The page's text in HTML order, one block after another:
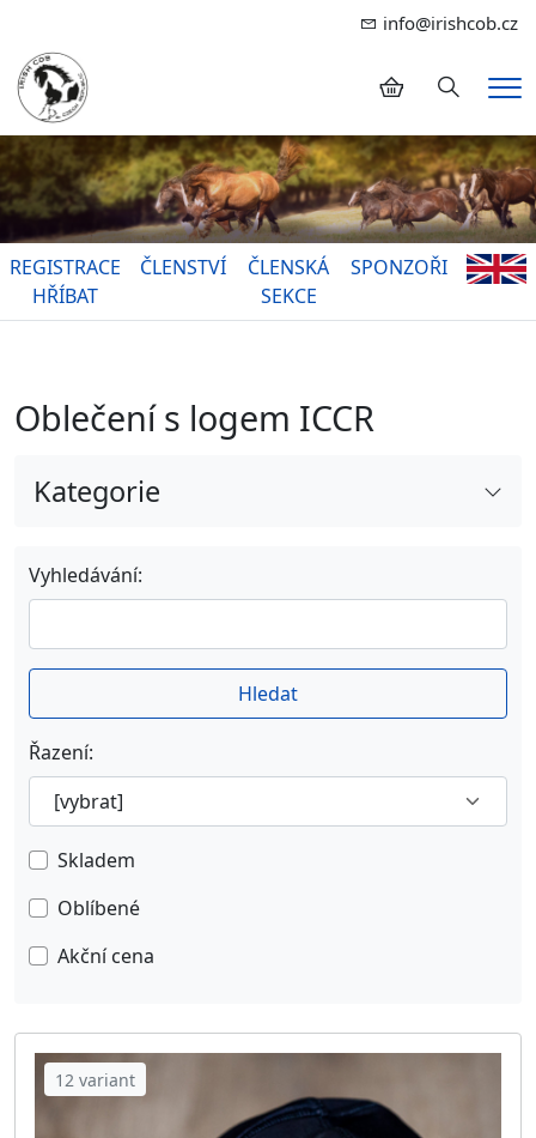
info@irishcob.cz
Hledání
REGISTRACE
HŘÍBAT
ČLENSTVÍ
ČLENSKÁ
SEKCE
SPONZOŘI
Oblečení s logem ICCR
Kategorie
Vyhledávání:
Hledat
Řazení:
Skladem
Oblíbené
Akční cena
12 variant